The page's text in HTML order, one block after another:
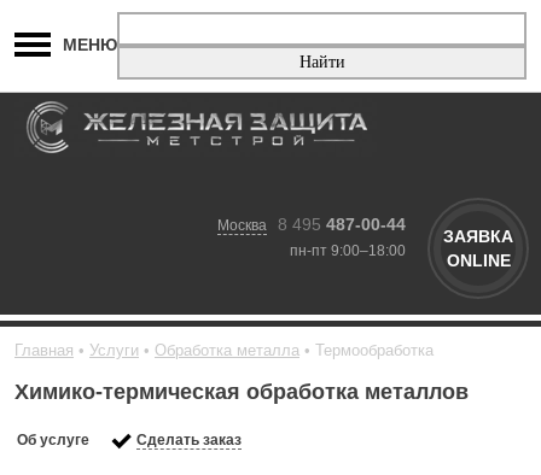
МЕНЮ
Москва 8 495 487-00-44
пн-пт 9:00–18:00
ЗАЯВКА
ONLINE
Главная Услуги Обработка металла Термообработка
Химико-термическая обработка металлов
Об услуге Сделать заказ